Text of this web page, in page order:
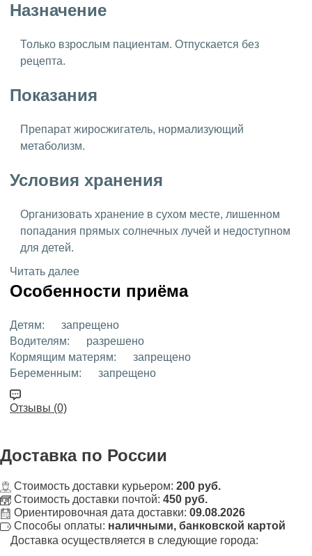
Назначение
Только взрослым пациентам. Отпускается без
рецепта.
Показания
Препарат жиросжигатель, нормализующий
метаболизм.
Условия хранения
Организовать хранение в сухом месте, лишенном
попадания прямых солнечных лучей и недоступном
для детей.
Читать далее
Особенности приёма
Детям:
запрещено
Водителям:
разрешено
Кормящим матерям:
запрещено
Беременным:
запрещено
Отзывы (0)
Доставка по России
Стоимость доставки курьером: 200 руб.
Стоимость доставки почтой: 450 руб.
Ориентировочная дата доставки: 09.08.2026
Способы оплаты: наличными, банковской картой
Доставка осуществляется в следующие города: